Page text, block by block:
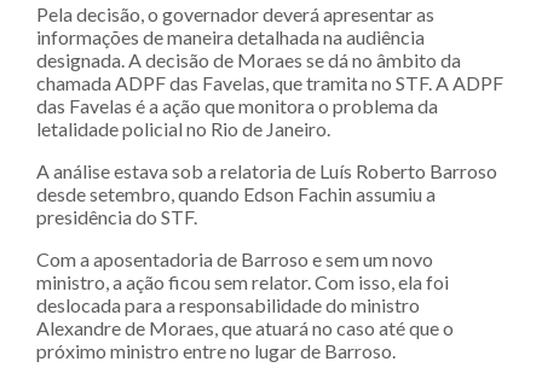
Pela decisão, o governador deverá apresentar as
informações de maneira detalhada na audiência
designada. A decisão de Moraes se dá no âmbito da
chamada ADPF das Favelas, que tramita no STF. A ADPF
das Favelas é a ação que monitora o problema da
letalidade policial no Rio de Janeiro.
A análise estava sob a relatoria de Luís Roberto Barroso
desde setembro, quando Edson Fachin assumiu a
presidência do STF.
Com a aposentadoria de Barroso e sem um novo
ministro, a ação ficou sem relator. Com isso, ela foi
deslocada para a responsabilidade do ministro
Alexandre de Moraes, que atuará no caso até que o
próximo ministro entre no lugar de Barroso.